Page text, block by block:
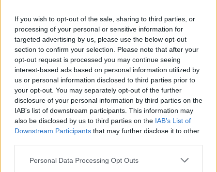
If you wish to opt-out of the sale, sharing to third parties, or
processing of your personal or sensitive information for
targeted advertising by us, please use the below opt-out
section to confirm your selection. Please note that after your
opt-out request is processed you may continue seeing
interest-based ads based on personal information utilized by
us or personal information disclosed to third parties prior to
your opt-out. You may separately opt-out of the further
disclosure of your personal information by third parties on the
IAB’s list of downstream participants. This information may
also be disclosed by us to third parties on the IAB’s List of
Downstream Participants that may further disclose it to other
Please note that this website/app uses one or more Google
Personal Data Processing Opt Outs